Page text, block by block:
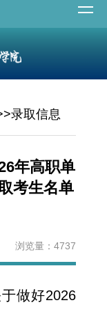
录取信息
年高职单
考生名单
浏览量：4737
做好2026